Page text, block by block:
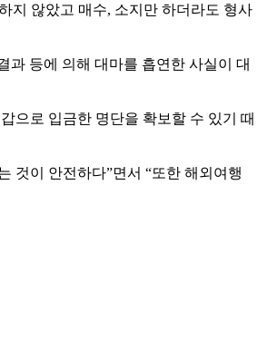
지 않았고 매수, 소지만 하더라도 형사
과 등에 의해 대마를 흡연한 사실이 대
으로 입금한 명단을 확보할 수 있기 때
것이 안전하다”면서 “또한 해외여행